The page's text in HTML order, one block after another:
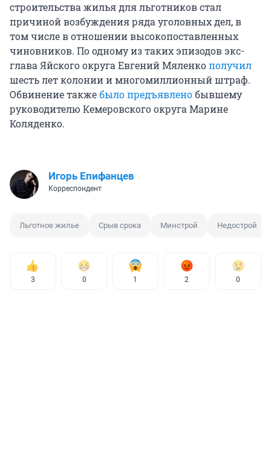
строительства жилья для льготников стал
причиной возбуждения ряда уголовных дел, в
том числе в отношении высокопоставленных
чиновников. По одному из таких эпизодов экс-
глава Яйского округа Евгений Мяленкополучил
шесть лет колонии и многомиллионный штраф.
Обвинение такжебыло предъявленобывшему
руководителю Кемеровского округа Марине
Коляденко.
Игорь Епифанцев
Корреспондент
Льготное жилье Срыв срока Минстрой Недострой
3 0 1 2 0